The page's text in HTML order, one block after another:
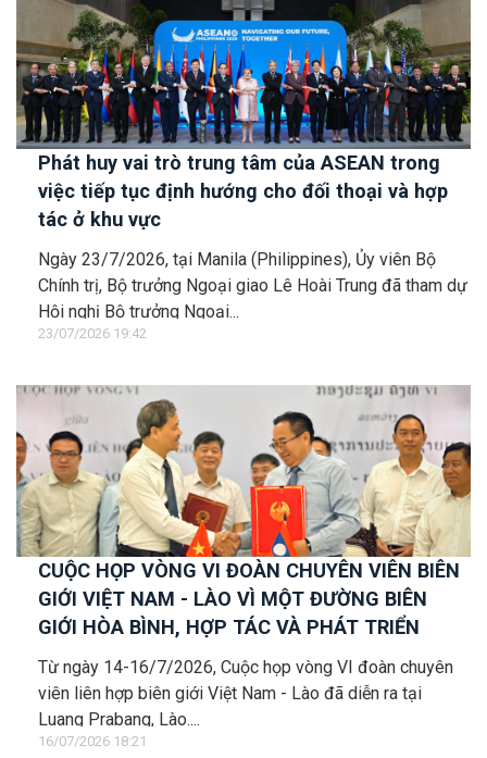
Phát huy vai trò trung tâm của ASEAN trong
việc tiếp tục định hướng cho đối thoại và hợp
tác ở khu vực
Ngày 23/7/2026, tại Manila (Philippines), Ủy viên Bộ
Chính trị, Bộ trưởng Ngoại giao Lê Hoài Trung đã tham dự
Hội nghị Bộ trưởng Ngoại...
23/07/2026 19:42
CUỘC HỌP VÒNG VI ĐOÀN CHUYÊN VIÊN BIÊN
GIỚI VIỆT NAM - LÀO VÌ MỘT ĐƯỜNG BIÊN
GIỚI HÒA BÌNH, HỢP TÁC VÀ PHÁT TRIỂN
Từ ngày 14-16/7/2026, Cuộc họp vòng VI đoàn chuyên
viên liên hợp biên giới Việt Nam - Lào đã diễn ra tại
Luang Prabang, Lào....
16/07/2026 18:21